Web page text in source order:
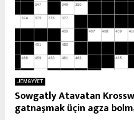
JEMGYÝET
Sowgatly Atavatan
gatnaşmak üçin agza